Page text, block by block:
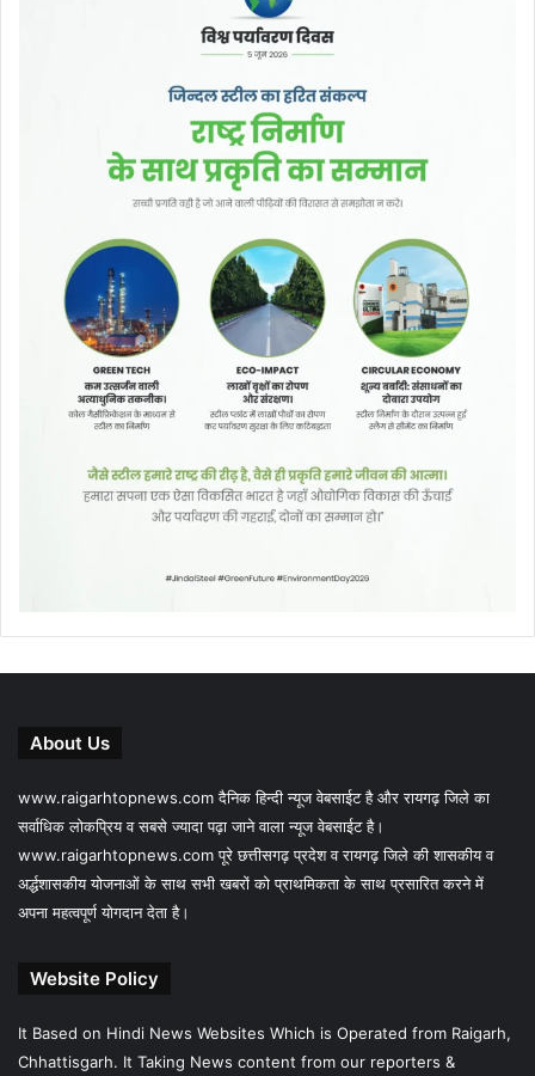
About Us
www.raigarhtopnews.com दैनिक हिन्दी न्यूज वेबसाईट है और रायगढ़ जिले का
सर्वाधिक लोकप्रिय व सबसे ज्यादा पढ़ा जाने वाला न्यूज वेबसाईट है।
www.raigarhtopnews.com पूरे छत्तीसगढ़ प्रदेश व रायगढ़ जिले की शासकीय व
अर्द्धशासकीय योजनाओं के साथ सभी खबरों को प्राथमिकता के साथ प्रसारित करने में
अपना महत्वपूर्ण योगदान देता है।
Website Policy
It Based on Hindi News Websites Which is Operated from Raigarh,
Chhattisgarh. It Taking News content from our reporters &